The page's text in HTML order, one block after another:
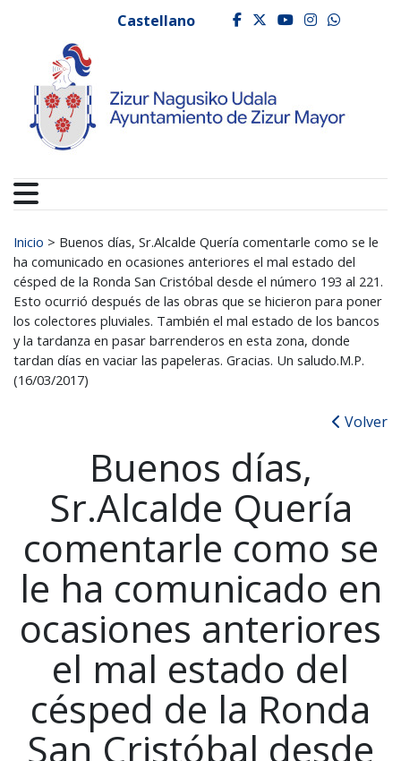
Ayuntamiento de
Castellano facebook
twitter
youtube
Buscar:
Inicio > Buenos días, Sr.Alcalde Quería comentarle como se le
ha comunicado en ocasiones anteriores el mal estado del
césped de la Ronda San Cristóbal desde el número 193 al 221.
Esto ocurrió después de las obras que se hicieron para poner
los colectores pluviales. También el mal estado de los bancos
y la tardanza en pasar barrenderos en esta zona, donde
tardan días en vaciar las papeleras. Gracias. Un saludo.M.P.
(16/03/2017)
Volver
Buenos días,
Sr.Alcalde Quería
comentarle como se
le ha comunicado en
ocasiones anteriores
el mal estado del
césped de la Ronda
San Cristóbal desde